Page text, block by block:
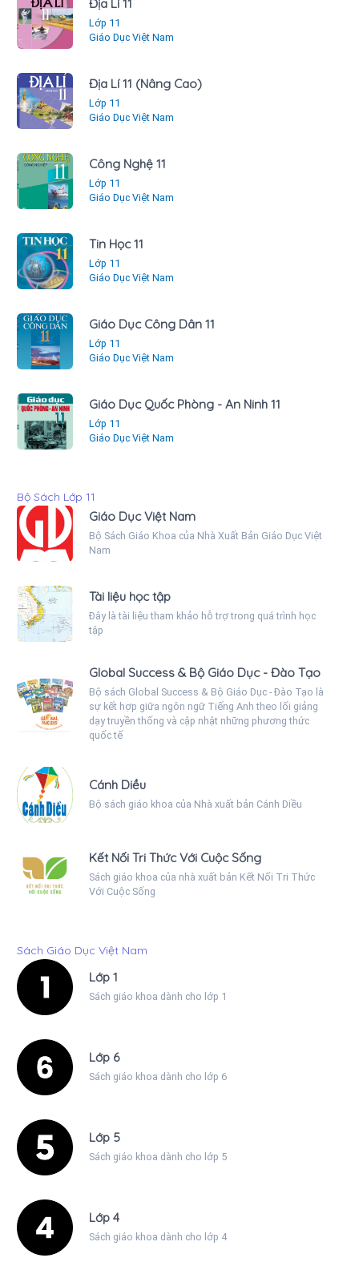
Địa Lí 11
Lớp 11
Giáo Dục Việt Nam
Địa Lí 11 (Nâng Cao)
Lớp 11
Giáo Dục Việt Nam
Công Nghệ 11
Lớp 11
Giáo Dục Việt Nam
Tin Học 11
Lớp 11
Giáo Dục Việt Nam
Giáo Dục Công Dân 11
Lớp 11
Giáo Dục Việt Nam
Giáo Dục Quốc Phòng - An Ninh 11
Lớp 11
Giáo Dục Việt Nam
Bộ Sách Lớp 11
Giáo Dục Việt Nam
Bộ Sách Giáo Khoa của Nhà Xuất Bản Giáo Dục Việt
Nam
Tài liệu học tập
Đây là tài liệu tham khảo hỗ trợ trong quá trình học
tập
Global Success & Bộ Giáo Dục - Đào Tạo
Bộ sách Global Success & Bộ Giáo Dục - Đào Tạo là
sự kết hợp giữa ngôn ngữ Tiếng Anh theo lối giảng
dạy truyền thống và cập nhật những phương thức
quốc tế
Cánh Diều
Bộ sách giáo khoa của Nhà xuất bản Cánh Diều
Kết Nối Tri Thức Với Cuộc Sống
Sách giáo khoa của nhà xuất bản Kết Nối Tri Thức
Với Cuộc Sống
Sách Giáo Dục Việt Nam
Lớp 1
Sách giáo khoa dành cho lớp 1
Lớp 6
Sách giáo khoa dành cho lớp 6
Lớp 5
Sách giáo khoa dành cho lớp 5
Lớp 4
Sách giáo khoa dành cho lớp 4